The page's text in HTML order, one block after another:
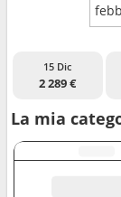
15 Dic
2 289 €
La mia